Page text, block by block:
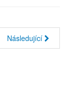
Následující